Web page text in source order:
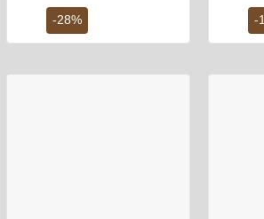
-28%
1,800,000 ₫.
-